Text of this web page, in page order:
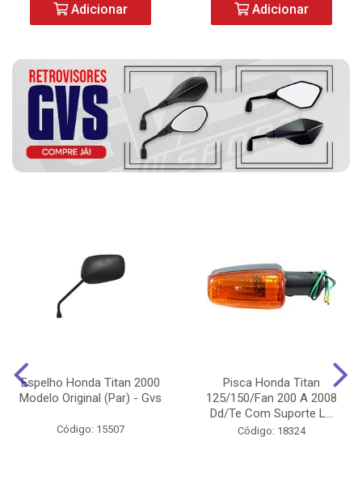
Adicionar Adicionar
Espelho Honda Titan 2000
Modelo Original (Par) - Gvs
Código: 15507
Pisca Honda Titan
125/150/Fan 200 A 2008
Dd/Te Com Suporte L...
Código: 18324